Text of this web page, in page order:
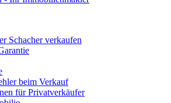
Schacher verkaufen
beim Verkauf
für Privatverkäufer